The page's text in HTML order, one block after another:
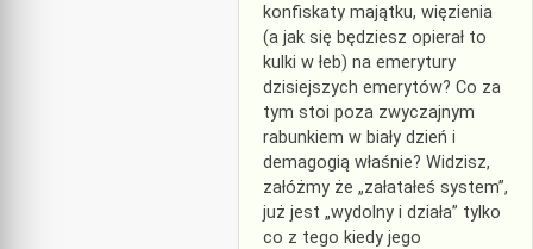
konfiskaty majątku, więzienia
(a jak się będziesz opierał to
kulki w łeb) na emerytury
dzisiejszych emerytów? Co za
tym stoi poza zwyczajnym
rabunkiem w biały dzień i
demagogią właśnie? Widzisz,
załóżmy że „załatałeś system”,
już jest „wydolny i działa” tylko
co z tego kiedy jego